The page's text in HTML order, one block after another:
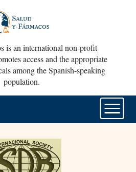
is an international non-profit
access and the appropriate
among the Spanish-speaking
population.